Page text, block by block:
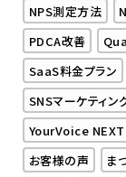
NPS測定方法
PDCA改善
SaaS料金プラン
SNSマーケティン
YourVoice NEXT
お客様の声
ま